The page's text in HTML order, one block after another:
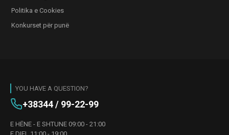
Politika e Cookies
Konkurset për punë
YOU HAVE A QUESTION?
+38344 / 99-22-99
E HËNE - E SHTUNE 09:00 - 21:00